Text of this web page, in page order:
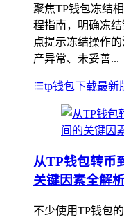
聚焦TP钱包冻结
程指南，明确冻
点提示冻结操作
产异常、未妥善...
tp钱包下载最新
从TP钱包转币
关键因素全解
不少使用TP钱包